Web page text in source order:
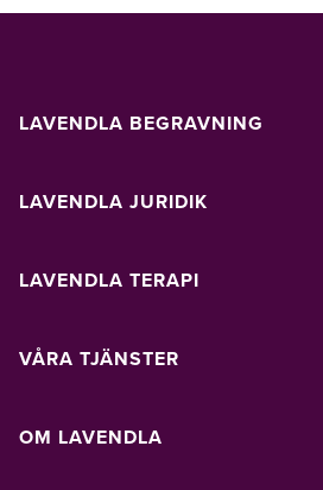
LAVENDLA BEGRAVNING
LAVENDLA JURIDIK
LAVENDLA TERAPI
VÅRA TJÄNSTER
OM LAVENDLA